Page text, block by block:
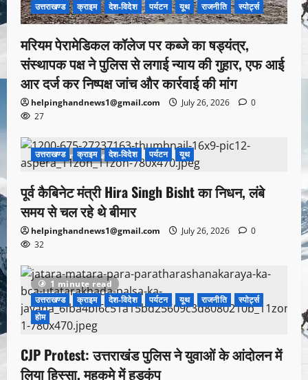
उत्तराखण्ड क्राइम देश-विदेश पर्यटन यूथ राजनीति स्पोर्ट्स
मरियम पेरामेडिकल कॉलेज पर कब्जे का षड्यंत्र,
संस्थापक पक्ष ने पुलिस से लगाई न्याय की गुहार, एफ आई
आर दर्ज कर निष्पक्ष जांच और कार्रवाई की मांग
helpinghandnews1@gmail.com July 26, 2026
0
27
1 minute read
उत्तराखण्ड क्राइम देश-विदेश पर्यटन यूथ
पूर्व कैबिनेट मंत्री Hira Singh Bisht का निधन, लंबे
समय से चल रहे थे बीमार
helpinghandnews1@gmail.com July 26, 2026
0
32
1 minute read
उत्तराखण्ड
क्राइम देश-विदेश पर्यटन यूथ राजनीति
स्पोर्ट्स
होम
CJP Protest: उत्तराखंड पुलिस ने युवाओं के आंदोलन में
लिया हिस्सा, महकमे में हड़कंप